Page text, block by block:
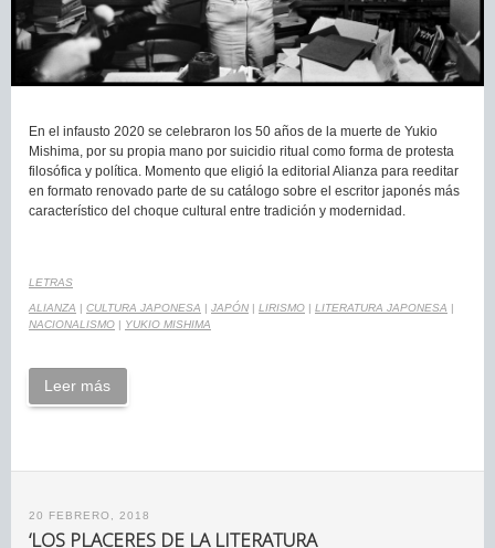
En el infausto 2020 se celebraron los 50 años de la muerte de Yukio
Mishima, por su propia mano por suicidio ritual como forma de protesta
filosófica y política. Momento que eligió la editorial Alianza para reeditar
en formato renovado parte de su catálogo sobre el escritor japonés más
característico del choque cultural entre tradición y modernidad.
LETRAS
ALIANZA | CULTURA JAPONESA | JAPÓN | LIRISMO | LITERATURA JAPONESA |
NACIONALISMO | YUKIO MISHIMA
Leer más
20 FEBRERO, 2018
‘LOS PLACERES DE LA LITERATURA